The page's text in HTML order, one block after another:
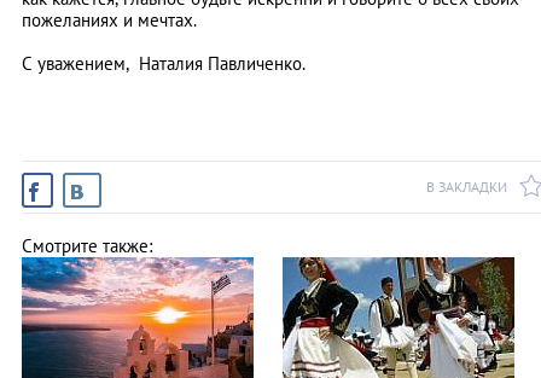
пожеланиях и мечтах.
С уважением, Наталия Павличенко.
В ЗАКЛАДКИ
Смотрите также: